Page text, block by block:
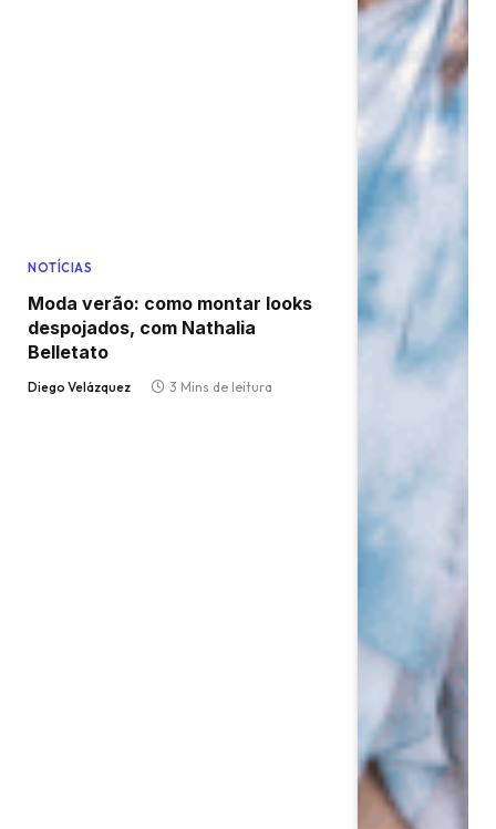
NOTÍCIAS
Moda verão: como montar looks
despojados, com Nathalia
Belletato
Diego Velázquez 3 Mins de leitura